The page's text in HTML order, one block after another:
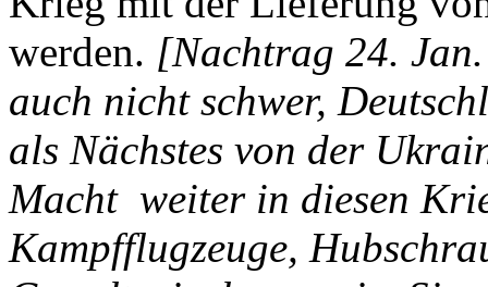
werden. [Nachtrag 24.
auch nicht schwer,
als Nächstes von der
Macht weiter in diesen
Kampfflugzeuge,